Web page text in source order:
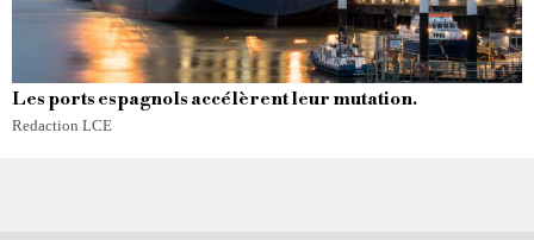
Les ports espagnols accélèrent leur mutation.
Redaction LCE